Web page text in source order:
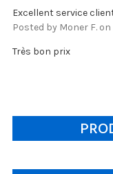
Excellent service
Posted by Moner F.
Très bon prix